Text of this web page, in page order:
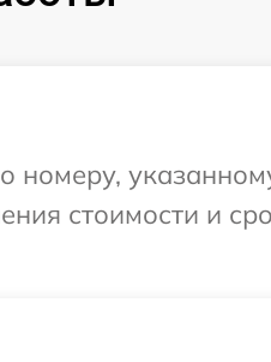
стоимости и